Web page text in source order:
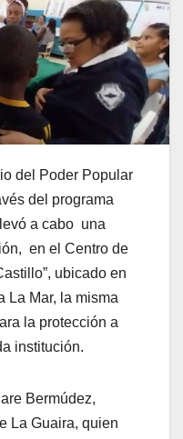
del Poder Popular
del programa
a cabo una
en el Centro de
ubicado en
La Mar, la misma
la protección a
institución.
Bermúdez,
La Guaira, quien